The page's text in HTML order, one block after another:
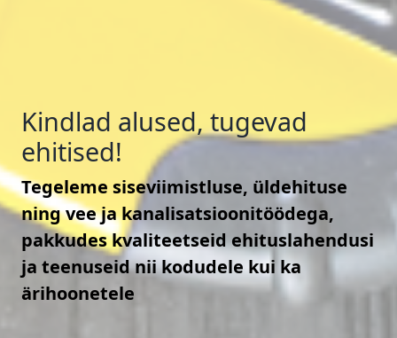
Kindlad alused, tugevad
ehitised!
Tegeleme siseviimistluse, üldehituse
ning vee ja kanalisatsioonitöödega,
pakkudes kvaliteetseid ehituslahendusi
ja teenuseid nii kodudele kui ka
ärihoonetele